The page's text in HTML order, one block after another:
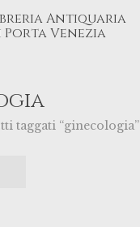
Antiquaria
Porta Venezia
taggati “ginecologia”